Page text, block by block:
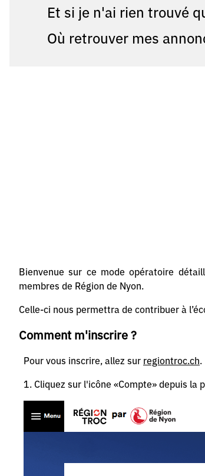
Et si je n'ai rien trouvé
Où retrouver mes
Bienvenue sur ce mode opératoire
membres de Région de Nyon.
Celle-ci nous permettra de contribuer à
Comment m'inscrire ?
Pour vous inscrire, allez sur regiontroc.ch.
1. Cliquez sur l'icône «Compte» depuis la